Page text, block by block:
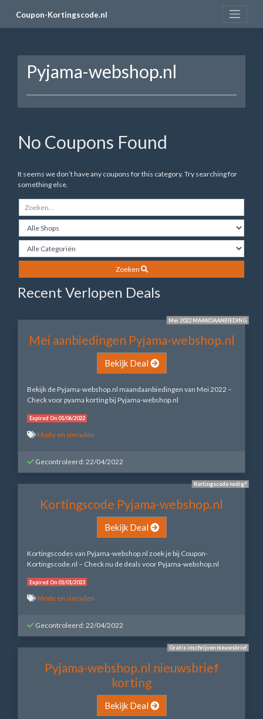
Coupon-Kortingscode.nl
Pyjama-webshop.nl
No Coupons Found
It seems we don’t have any coupons for this category. Try searching for
something else.
Zoeken
Recent Verlopen Deals
Mei 2022 MAANDAANBIEDING
Mei aanbiedingen Pyjama-webshop.nl
Bekijk Deal
Bekijk de Pyjama-webshop.nl maandaanbiedingen van Mei 2022 –
Check voor pyama korting bij Pyjama-webshop.nl
Expired On 01/06/2022
Mode en sieraden
Gecontroleerd: 22/04/2022
Kortingscode nodig?
Kortingscode Pyjama-webshop.nl
Bekijk Deal
Kortingscodes van Pyjama-webshop.nl zoek je bij Coupon-
Kortingscode.nl – Check nu de deals voor Pyjama-webshop.nl
Expired On 01/01/2023
Mode en sieraden
Gecontroleerd: 22/04/2022
Gratis inschrijven nieuwsbrief
Pyjama-webshop.nl nieuwsbrief
korting
Bekijk Deal